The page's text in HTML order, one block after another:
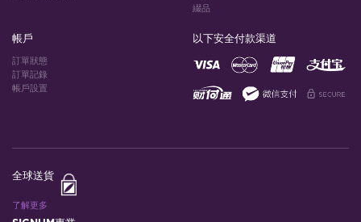
綴品
帳戶
訂單狀態
訂單記錄
帳戶設置
以下安全付款渠道
全球送貨
了解更多